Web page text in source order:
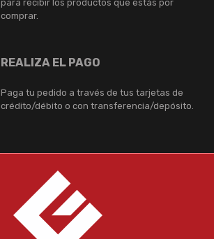
para recibir los productos que estás por
comprar.
REALIZA EL PAGO
Paga tu pedido a través de tus tarjetas de
crédito/débito o con transferencia/depósito.